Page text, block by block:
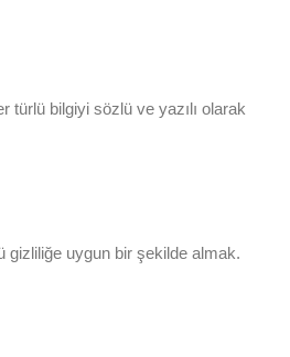
türlü bilgiyi sözlü ve yazılı olarak
gizliliğe uygun bir şekilde almak.